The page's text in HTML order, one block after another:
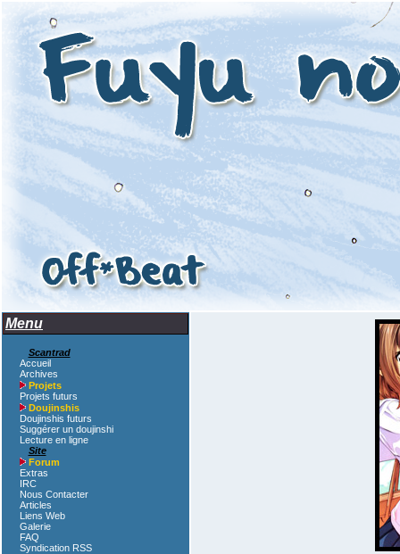
Menu
Scantrad
Accueil
Archives
Projets
Projets futurs
Doujinshis
Doujinshis futurs
Suggérer un doujinshi
Lecture en ligne
Site
Forum
Extras
IRC
Nous Contacter
Articles
Liens Web
Galerie
FAQ
Syndication RSS